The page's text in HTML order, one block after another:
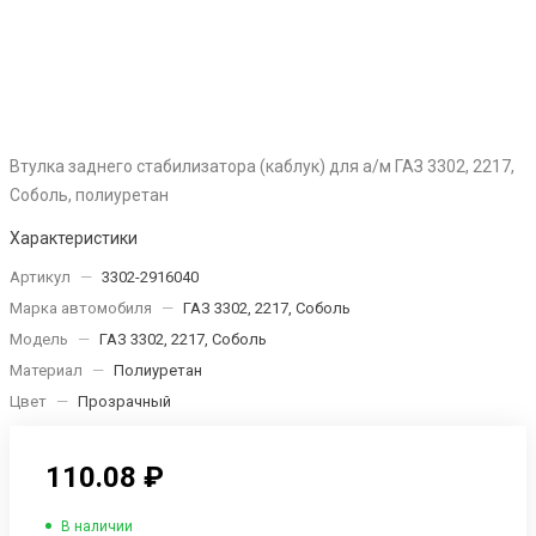
Втулка заднего стабилизатора (каблук) для а/м ГАЗ 3302, 2217,
Соболь, полиуретан
Характеристики
Артикул — 3302-2916040
Марка автомобиля
— ГАЗ 3302, 2217, Соболь
Модель
— ГАЗ 3302, 2217, Соболь
Материал
— Полиуретан
Цвет — Прозрачный
110.08 ₽
В наличии